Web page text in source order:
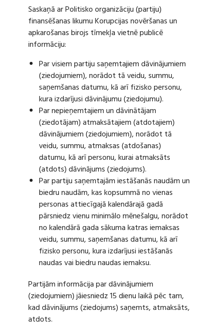
Saskaņā ar Politisko organizāciju (partiju)
finansēšanas likumu Korupcijas novēršanas un
apkarošanas birojs tīmekļa vietnē publicē
informāciju:
Par visiem partiju saņemtajiem dāvinājumiem
(ziedojumiem), norādot tā veidu, summu,
saņemšanas datumu, kā arī fizisko personu,
kura izdarījusi dāvinājumu (ziedojumu).
Par nepieņemtajiem un dāvinātājam
(ziedotājam) atmaksātajiem (atdotajiem)
dāvinājumiem (ziedojumiem), norādot tā
veidu, summu, atmaksas (atdošanas)
datumu, kā arī personu, kurai atmaksāts
(atdots) dāvinājums (ziedojums).
Par partiju saņemtajām iestāšanās naudām un
biedru naudām, kas kopsummā no vienas
personas attiecīgajā kalendārajā gadā
pārsniedz vienu minimālo mēnešalgu, norādot
no kalendārā gada sākuma katras iemaksas
veidu, summu, saņemšanas datumu, kā arī
fizisko personu, kura izdarījusi iestāšanās
naudas vai biedru naudas iemaksu.
Partijām informācija par dāvinājumiem
(ziedojumiem) jāiesniedz 15 dienu laikā pēc tam,
kad dāvinājums (ziedojums) saņemts, atmaksāts,
atdots.